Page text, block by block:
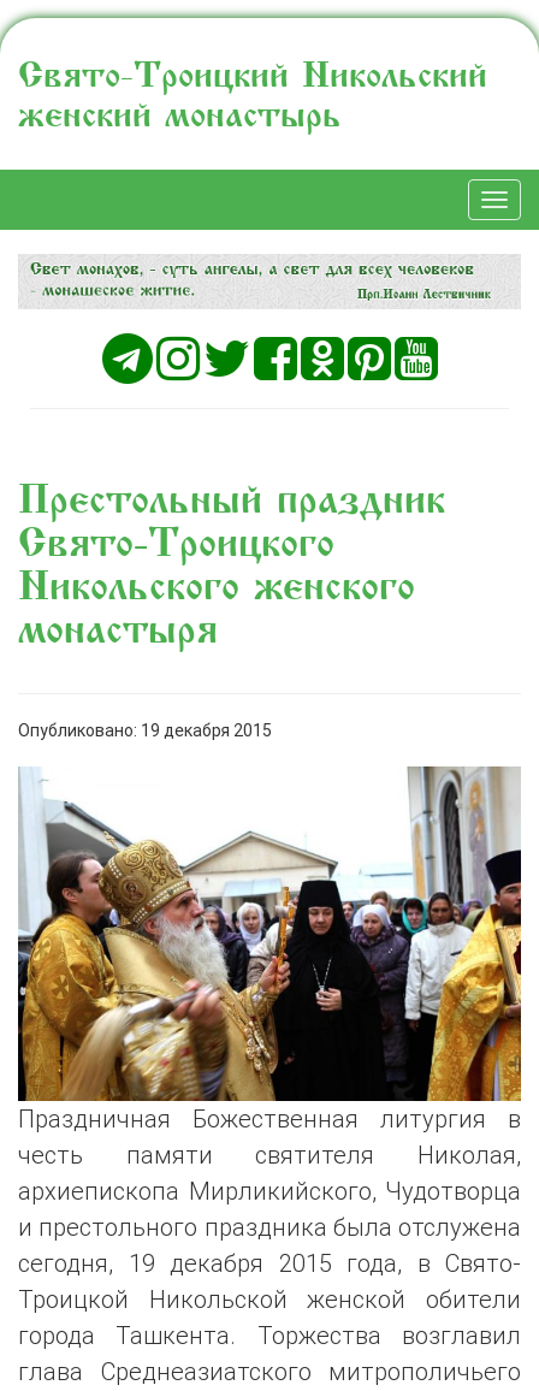
Свято-Троицкий Никольский
женский монастырь
Престольный праздник
Свято-Троицкого
Никольского женского
монастыря
Опубликовано: 19 декабря 2015
Праздничная Божественная литургия в
честь памяти святителя Николая,
архиепископа Мирликийского, Чудотворца
и престольного праздника была отслужена
сегодня, 19 декабря 2015 года, в Свято-
Троицкой Никольской женской обители
города Ташкента. Торжества возглавил
глава Среднеазиатского митрополичьего